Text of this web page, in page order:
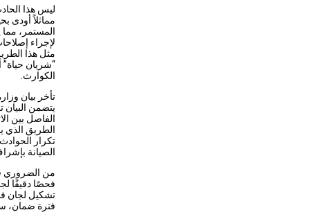
مماثلاً أودى
المستمر،
لإجراء
مثل هذا
“شريان
الكوارث.
يتضمن البيان
الفاصل بين
الطريق الذي
تكرار
الصيانة
من الضروري
فحصًا دقيقًا
تشكيل لجان
فترة ضمان،